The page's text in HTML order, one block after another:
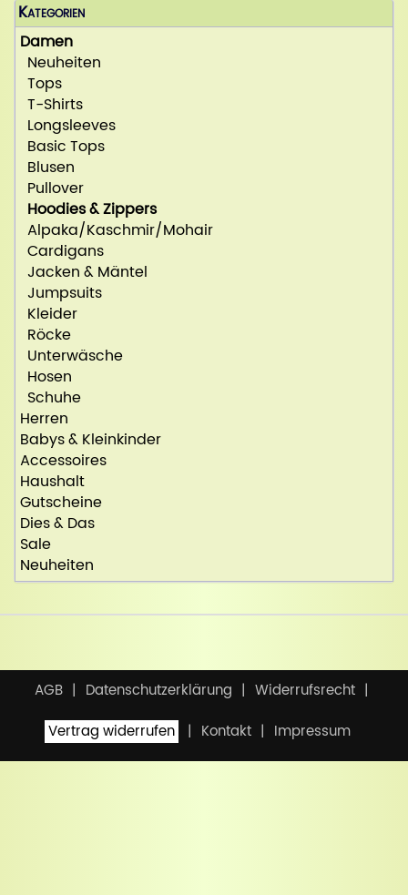
Kategorien
Damen
Neuheiten
Tops
T-Shirts
Longsleeves
Basic Tops
Blusen
Pullover
Hoodies & Zippers
Alpaka/Kaschmir/Mohair
Cardigans
Jacken & Mäntel
Jumpsuits
Kleider
Röcke
Unterwäsche
Hosen
Schuhe
Herren
Babys & Kleinkinder
Accessoires
Haushalt
Gutscheine
Dies & Das
Sale
Neuheiten
AGB Datenschutzerklärung
Widerrufsrecht
Vertrag widerrufen
Kontakt Impressum